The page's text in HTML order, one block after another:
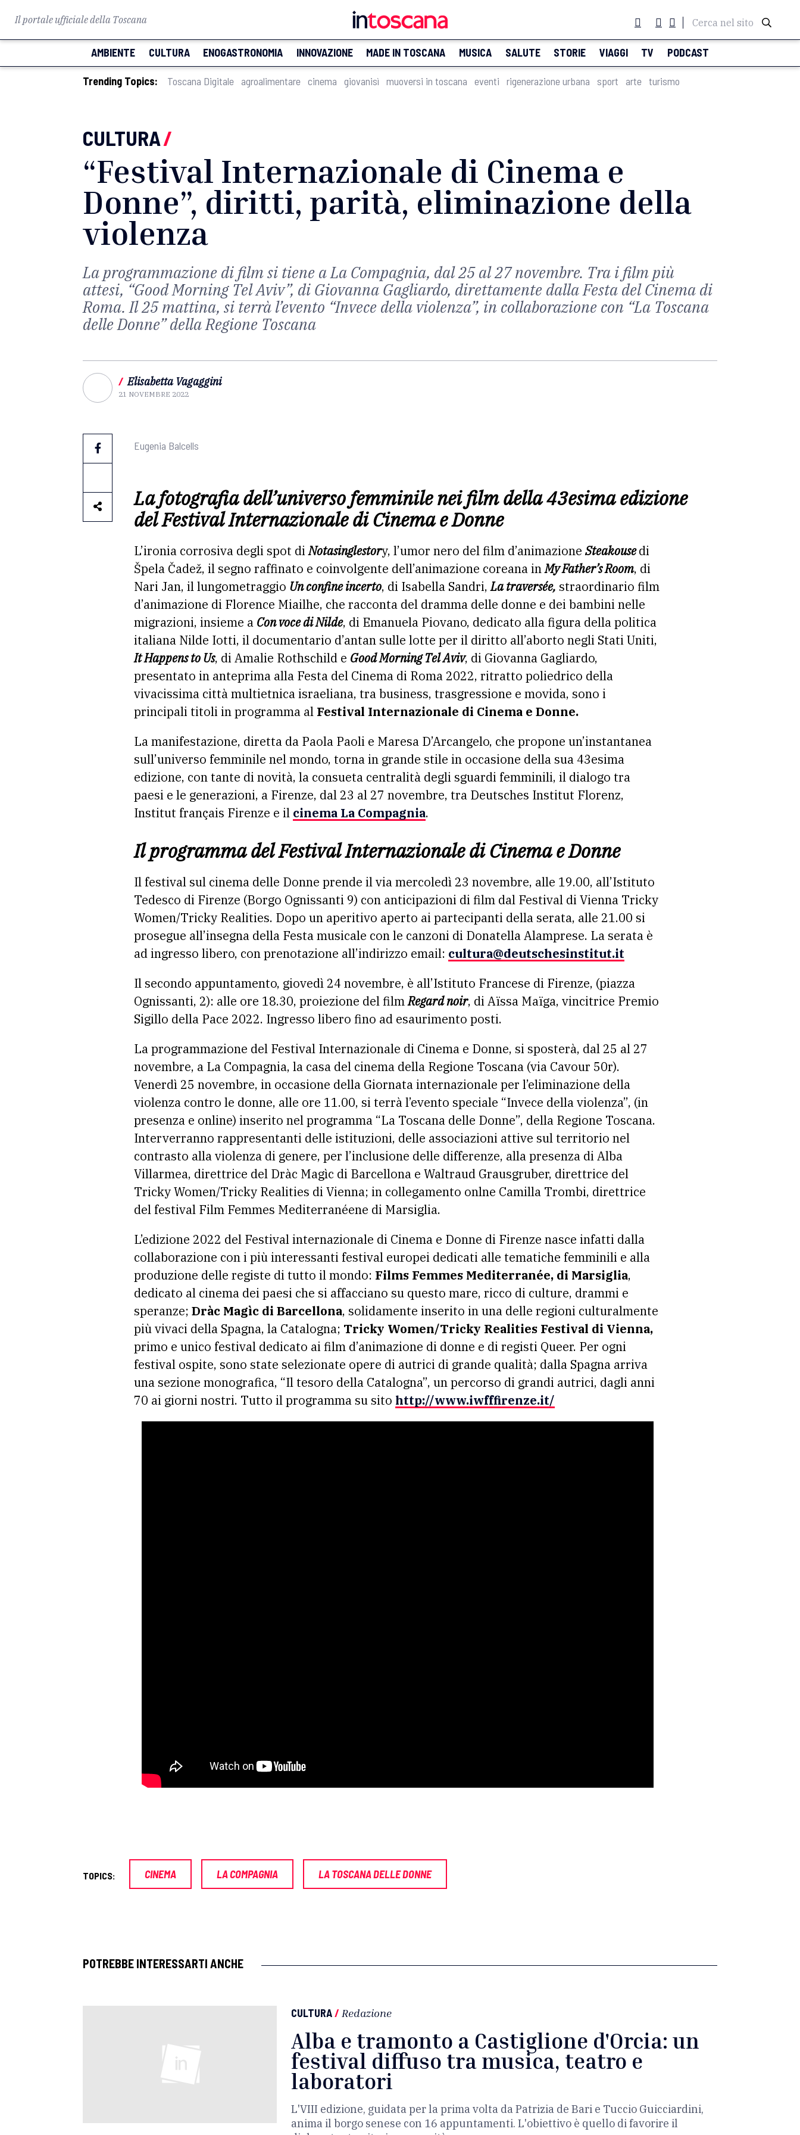
Il portale ufficiale della Toscana Cerca nel sito
AMBIENTE CULTURA ENOGASTRONOMIA INNOVAZIONE MADE IN TOSCANA MUSICA SALUTE STORIE VIAGGI TV PODCAST
Trending Topics: Toscana Digitale agroalimentare cinema giovanisì muoversi in toscana eventi rigenerazione urbana sport arte turismo
CULTURA/
“Festival Internazionale di Cinema e
Donne”, diritti, parità, eliminazione della
violenza
La programmazione di film si tiene a La Compagnia, dal 25 al 27 novembre. Tra i film più
attesi, “Good Morning Tel Aviv”, di Giovanna Gagliardo, direttamente dalla Festa del Cinema di
Roma. Il 25 mattina, si terrà l’evento “Invece della violenza”, in collaborazione con “La Toscana
delle Donne” della Regione Toscana
/ Elisabetta Vagaggini
21 NOVEMBRE 2022
Eugenia Balcells
La fotografia dell’universo femminile nei film della 43esima edizione
del Festival Internazionale di Cinema e Donne
L’ironia corrosiva degli spot diNotasinglestory, l’umor nero del film d’animazioneSteakousedi
Špela Čadež, il segno raffinato e coinvolgente dell’animazione coreana inMy Father’s Room, di
Nari Jan, il lungometraggio Un confine incerto, di Isabella Sandri,La traversée, straordinario film
d’animazione di Florence Miailhe, che racconta del dramma delle donne e dei bambini nelle
migrazioni, insieme a Con voce di Nilde, di Emanuela Piovano, dedicato alla figura della politica
italiana Nilde Iotti, il documentario d’antan sulle lotte per il diritto all’aborto negli Stati Uniti,
It Happens to Us, di Amalie Rothschild e Good Morning Tel Aviv, di Giovanna Gagliardo,
presentato in anteprima alla Festa del Cinema di Roma 2022, ritratto poliedrico della
vivacissima città multietnica israeliana, tra business, trasgressione e movida, sono i
principali titoli in programma al Festival Internazionale di Cinema e Donne.
La manifestazione, diretta da Paola Paoli e Maresa D’Arcangelo, che propone un’instantanea
sull’universo femminile nel mondo, torna in grande stile in occasione della sua 43esima
edizione, con tante di novità, la consueta centralità degli sguardi femminili, il dialogo tra
paesi e le generazioni, a Firenze, dal 23 al 27 novembre, tra Deutsches Institut Florenz,
Institut français Firenze e il cinema La Compagnia.
Il programma del Festival Internazionale di Cinema e Donne
Il festival sul cinema delle Donne prende il via mercoledì 23 novembre, alle 19.00, all’Istituto
Tedesco di Firenze (Borgo Ognissanti 9) con anticipazioni di film dal Festival di Vienna Tricky
Women/Tricky Realities. Dopo un aperitivo aperto ai partecipanti della serata, alle 21.00 si
prosegue all’insegna della Festa musicale con le canzoni di Donatella Alamprese. La serata è
ad ingresso libero, con prenotazione all’indirizzo email: cultura@deutschesinstitut.it
Il secondo appuntamento, giovedì 24 novembre, è all’Istituto Francese di Firenze, (piazza
Ognissanti, 2): alle ore 18.30, proiezione del filmRegard noir, di Aïssa Maïga, vincitrice Premio
Sigillo della Pace 2022. Ingresso libero fino ad esaurimento posti.
La programmazione del Festival Internazionale di Cinema e Donne, si sposterà, dal 25 al 27
novembre, a La Compagnia, la casa del cinema della Regione Toscana (via Cavour 50r).
Venerdì 25 novembre, in occasione della Giornata internazionale per l’eliminazione della
violenza contro le donne, alle ore 11.00, si terrà l’evento speciale “Invece della violenza”, (in
presenza e online) inserito nel programma “La Toscana delle Donne”, della Regione Toscana.
Interverranno rappresentanti delle istituzioni, delle associazioni attive sul territorio nel
contrasto alla violenza di genere, per l’inclusione delle differenze, alla presenza di Alba
Villarmea, direttrice del Dràc Magìc di Barcellona e Waltraud Grausgruber, direttrice del
Tricky Women/Tricky Realities di Vienna; in collegamento onlne Camilla Trombi, direttrice
del festival Film Femmes Mediterranéene di Marsiglia.
L’edizione 2022 del Festival internazionale di Cinema e Donne di Firenze nasce infatti dalla
collaborazione con i più interessanti festival europei dedicati alle tematiche femminili e alla
produzione delle registe di tutto il mondo: Films Femmes Mediterranée, di Marsiglia,
dedicato al cinema dei paesi che si affacciano su questo mare, ricco di culture, drammi e
speranze; Dràc Magìc di Barcellona, solidamente inserito in una delle regioni culturalmente
più vivaci della Spagna, la Catalogna; Tricky Women/Tricky Realities Festival di Vienna,
primo e unico festival dedicato ai film d’animazione di donne e di registi Queer. Per ogni
festival ospite, sono state selezionate opere di autrici di grande qualità; dalla Spagna arriva
una sezione monografica, “Il tesoro della Catalogna”, un percorso di grandi autrici, dagli anni
70 ai giorni nostri. Tutto il programma su sito http://www.iwfffirenze.it/
TOPICS: CINEMA LA COMPAGNIA LA TOSCANA DELLE DONNE
POTREBBE INTERESSARTI ANCHE
CULTURA/ Redazione
Alba e tramonto a Castiglione d'Orcia: un
festival diffuso tra musica, teatro e
laboratori
L'VIII edizione, guidata per la prima volta da Patrizia de Bari e Tuccio Guicciardini,
anima il borgo senese con 16 appuntamenti. L'obiettivo è quello di favorire il